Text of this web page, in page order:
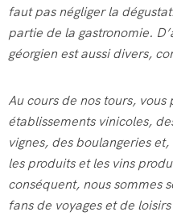
faut pas négliger la
partie de la gastronomie.
géorgien est aussi divers,
Au cours de nos tours, vous
établissements vinicoles,
vignes, des boulangeries
les produits et les vins
conséquent, nous sommes
fans de voyages et de